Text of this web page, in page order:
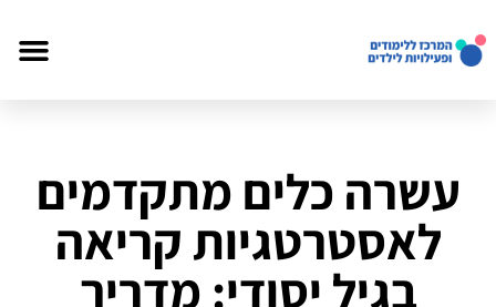
עשרה כלים מתקדמים
לאסטרטגיות קריאה
בגיל יסודי: מדריך